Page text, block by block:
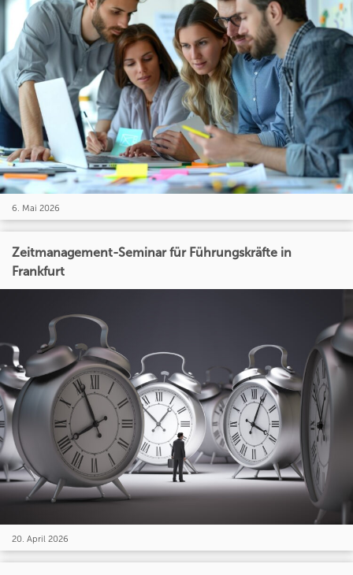
6. Mai 2026
Zeitmanagement-Seminar für Führungskräfte in
Frankfurt
20. April 2026